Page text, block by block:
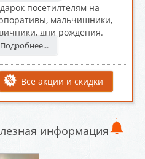
посетилтелям на
мальчишники,
дни рождения.
Подробнее...
Все акции и скидки
информация